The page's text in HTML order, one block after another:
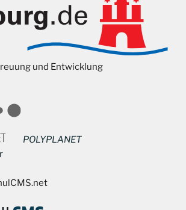
und Entwicklung
POLYPLANET